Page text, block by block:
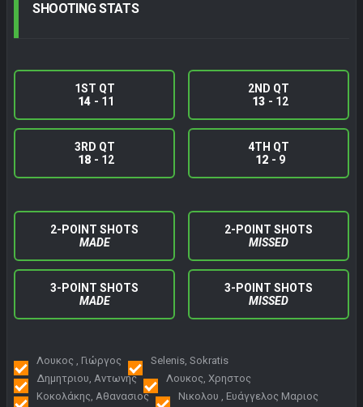
SHOOTINGSTATS
1ST QT
14 - 11
2ND QT
13 - 12
3RD QT
18 - 12
4TH QT
12 - 9
2-POINT SHOTS
MADE
2-POINT SHOTS
MISSED
3-POINT SHOTS
MADE
3-POINT SHOTS
MISSED
Λουκος , Γιώργος
Selenis, Sokratis
Δημητριου, Αντωνης
Λουκος, Χρηστος
Κοκολάκης, Αθανασιος
Νικολου , Ευάγγελος Μαριος